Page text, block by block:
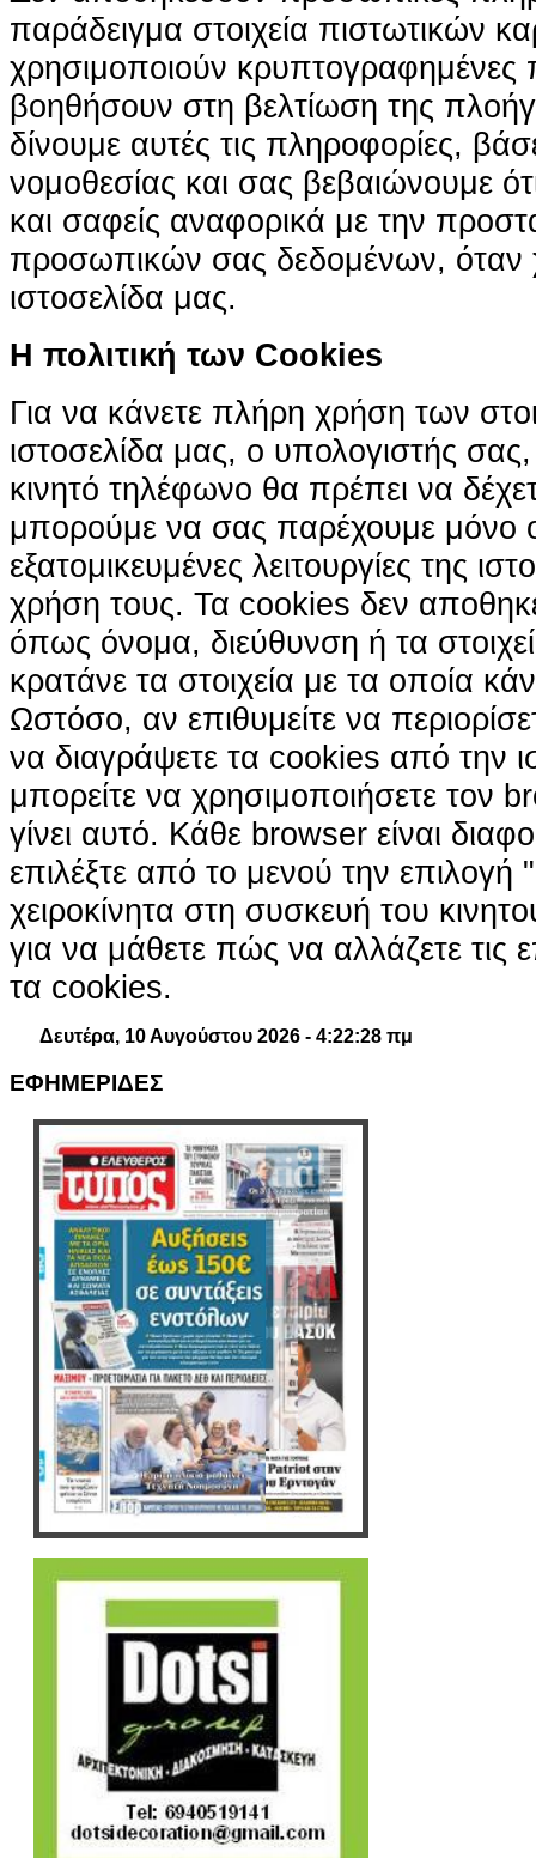
παράδειγμα στοιχεία πιστωτικών
χρησιμοποιούν κρυπτογραφημένες
βοηθήσουν στη βελτίωση της
δίνουμε αυτές τις πληροφορίες,
νομοθεσίας και σας βεβαιώνουμε ότι
και σαφείς αναφορικά με την
προσωπικών σας δεδομένων, όταν
ιστοσελίδα μας.
H πολιτική των Cookies
Για να κάνετε πλήρη χρήση των
ιστοσελίδα μας, ο υπολογιστής
κινητό τηλέφωνο θα πρέπει να
μπορούμε να σας παρέχουμε μόνο
εξατομικευμένες λειτουργίες της
χρήση τους. Τα cookies δεν
όπως όνομα, διεύθυνση ή τα
κρατάνε τα στοιχεία με τα οποία
Ωστόσο, αν επιθυμείτε να
να διαγράψετε τα cookies από την
μπορείτε να χρησιμοποιήσετε τον
γίνει αυτό. Κάθε browser είναι
επιλέξτε από το μενού την επιλογή
χειροκίνητα στη συσκευή του
για να μάθετε πώς να αλλάζετε τις
τα cookies.
Δευτέρα, 10 Αυγούστου 2026 - 4:22:30 πμ
ΕΦΗΜΕΡΙΔΕΣ